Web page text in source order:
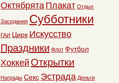
Октябрята Плакат Отдых
Заседания Субботники
ГАИ Цирк Искусство
Праздники Флот Футбол
Хоккей Открытки
Награды Секс Эстрада Деньги